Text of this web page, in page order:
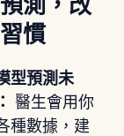
慣
型預測未
醫生會用你
種數據，建